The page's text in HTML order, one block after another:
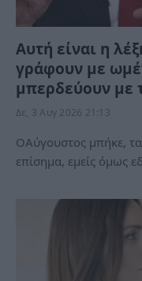
Αυτή είναι η
γράφουν με
μπερδεύουν με
Δε, 3 Αυγ 2026 21:13
ΟΑύγουστος μπήκε,
επίσημα, εμείς όμως